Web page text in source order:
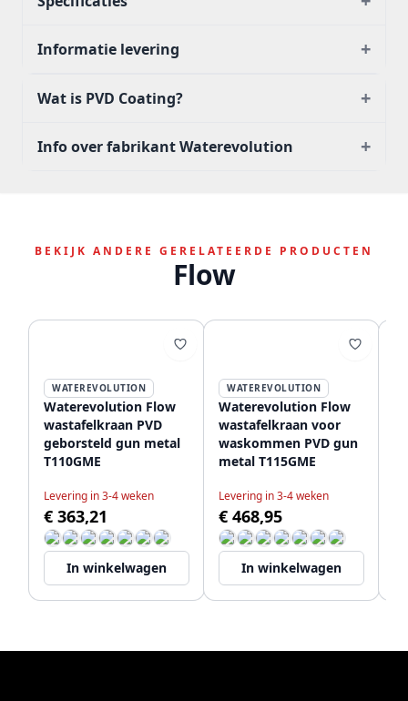
Informatie levering +
Wat is PVD Coating? +
Info over fabrikant Waterevolution +
BEKIJK ANDERE GERELATEERDE PRODUCTEN
Flow
WATEREVOLUTION
Waterevolution Flow
wastafelkraan PVD
geborsteld gun metal
T110GME
Levering in 3-4 weken
€ 363,21
In winkelwagen
WATEREVOLUTION
Waterevolution Flow
wastafelkraan voor
waskommen PVD gun
metal T115GME
Levering in 3-4 weken
€ 468,95
In winkelwagen